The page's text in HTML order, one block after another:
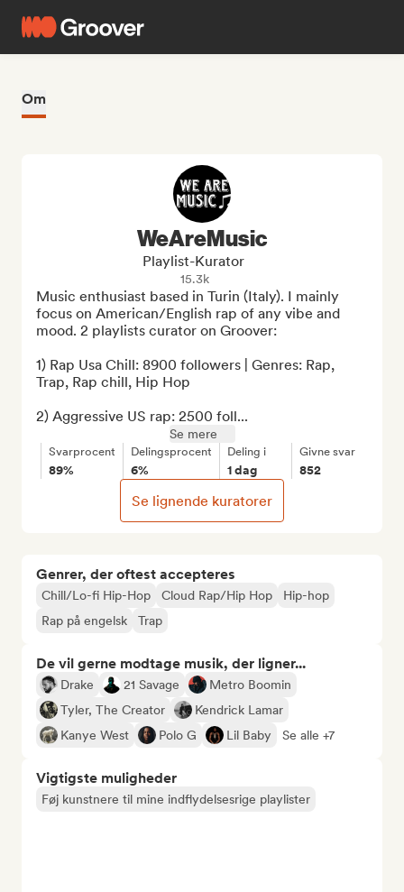
Om
Genrer, der oftest accepteres
Chill/Lo-fi Hip-Hop Cloud Rap/Hip Hop
Hip-hop
Rap på engelsk
Trap
De vil gerne modtage musik, der ligner...
Drake 21 Savage
Metro Boomin
Tyler, The Creator
Kendrick Lamar
Kanye West
Polo G Lil Baby Se alle +7
Vigtigste muligheder
Føj kunstnere til mine indflydelsesrige playlister
WeAreMusic
Playlist-Kurator
15.3k
Music enthusiast based in Turin (Italy). I mainly
focus on American/English rap of any vibe and
mood. 2 playlists curator on Groover:
1) Rap Usa Chill: 8900 followers | Genres: Rap,
Trap, Rap chill, Hip Hop
2) Aggressive US rap: 2500 foll...
Se mere
Svarprocent
89%
Delingsprocent
6%
Deling i
1 dag
Givne svar
852
Se lignende kuratorer